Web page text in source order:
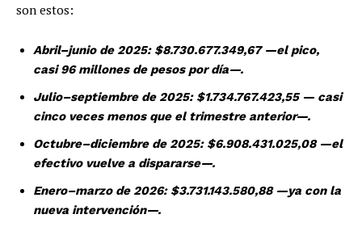
son estos:
Abril–junio de 2025: $8.730.677.349,67 —el pico,
casi 96 millones de pesos por día—.
Julio–septiembre de 2025: $1.734.767.423,55 — casi
cinco veces menos que el trimestre anterior—.
Octubre–diciembre de 2025: $6.908.431.025,08 —el
efectivo vuelve a dispararse—.
Enero–marzo de 2026: $3.731.143.580,88 —ya con la
nueva intervención—.